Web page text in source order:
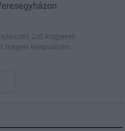
220 kisgyerek
megyei településen.